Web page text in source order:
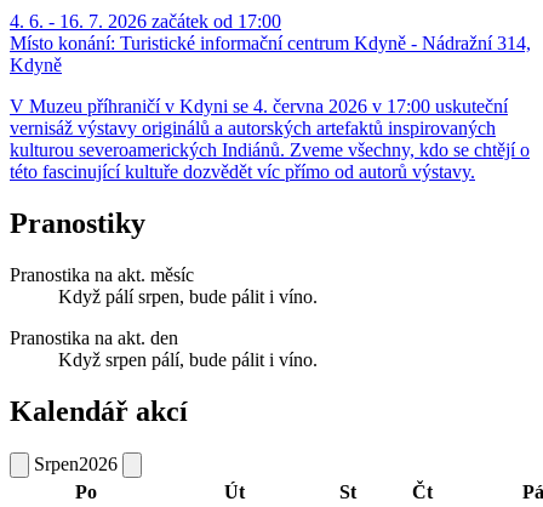
4. 6. - 16. 7. 2026 začátek od 17:00
Místo konání: Turistické informační centrum Kdyně - Nádražní 314,
Kdyně
V Muzeu příhraničí v Kdyni se 4. června 2026 v 17:00 uskuteční
vernisáž výstavy originálů a autorských artefaktů inspirovaných
kulturou severoamerických Indiánů. Zveme všechny, kdo se chtějí o
této fascinující kultuře dozvědět víc přímo od autorů výstavy.
Pranostiky
Pranostika na akt. měsíc
Když pálí srpen, bude pálit i víno.
Pranostika na akt. den
Když srpen pálí, bude pálit i víno.
Kalendář akcí
Srpen2026
Po
Út St Čt
Pá